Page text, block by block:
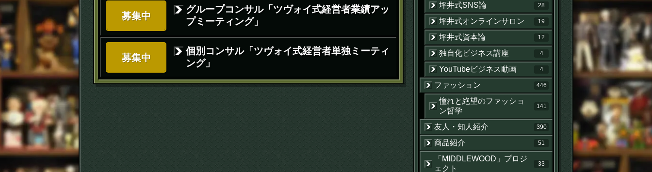
募集中
グループコンサル「ツヴォイ式経営者業績アッ
プミーティング」
募集中
個別コンサル「ツヴォイ式経営者単独ミーティ
ング」
坪井式SNS論 28
坪井式オンラインサロン 19
坪井式資本論 12
独自化ビジネス講座 4
YouTubeビジネス動画 4
ファッション 446
憧れと絶望のファッショ
ン哲学
141
友人・知人紹介 390
商品紹介 51
「MIDDLEWOOD」プロジ
ェクト
33